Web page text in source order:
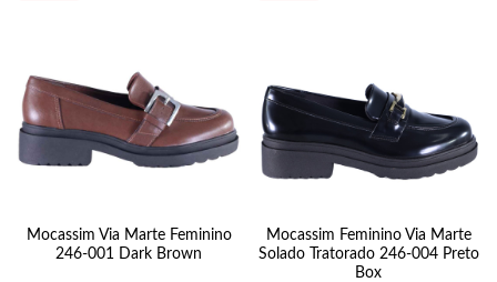
Mocassim Via Marte Feminino
246-001 Dark Brown
Mocassim Feminino Via Marte
Solado Tratorado 246-004 Preto
Box